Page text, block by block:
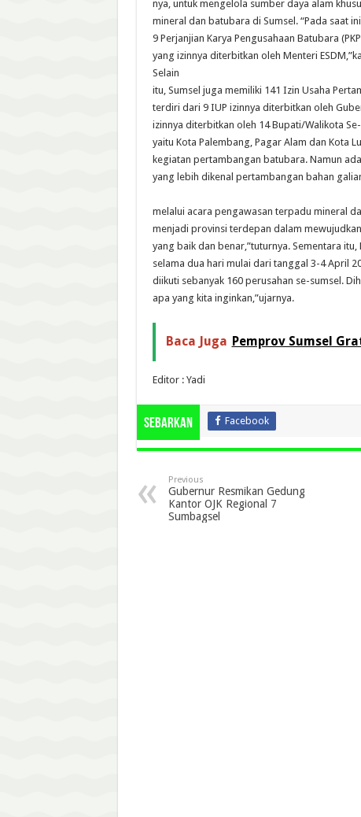
nya, untuk mengelola sumber daya alam
mineral dan batubara di Sumsel. “Pada saat
9 Perjanjian Karya Pengusahaan Batubara
yang izinnya diterbitkan oleh Menteri
Selain
itu, Sumsel juga memiliki 141 Izin Usaha
terdiri dari 9 IUP izinnya diterbitkan oleh
izinnya diterbitkan oleh 14 Bupati/Walikota Se-
yaitu Kota Palembang, Pagar Alam dan Kota
kegiatan pertambangan batubara. Namun
yang lebih dikenal pertambangan bahan
melalui acara pengawasan terpadu mineral
menjadi provinsi terdepan dalam
yang baik dan benar,”tuturnya. Sementara
selama dua hari mulai dari tanggal 3-4 April
diikuti sebanyak 160 perusahan se-sumsel.
apa yang kita inginkan,”ujarnya.
Baca Juga Pemprov Sumsel
Editor : Yadi
Sebarkan Facebook
Previous
Gubernur Resmikan Gedung
Kantor OJK Regional 7
Sumbagsel